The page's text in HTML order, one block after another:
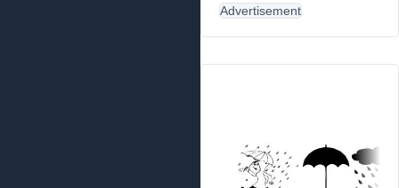
Advertisement